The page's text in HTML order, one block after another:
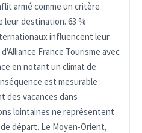
armé comme un critère
leur destination. 63 %
influencent leur
France Tourisme avec
en notant un climat de
est mesurable :
des vacances dans
lointaines ne représentent
départ. Le Moyen-Orient,